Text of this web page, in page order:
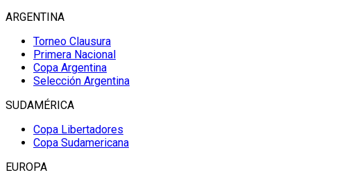
ARGENTINA
Torneo Clausura
Primera Nacional
Copa Argentina
Selección Argentina
SUDAMÉRICA
Copa Libertadores
Copa Sudamericana
EUROPA